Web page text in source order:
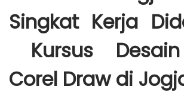
Singkat Kerja
Kursus
Corel Draw di